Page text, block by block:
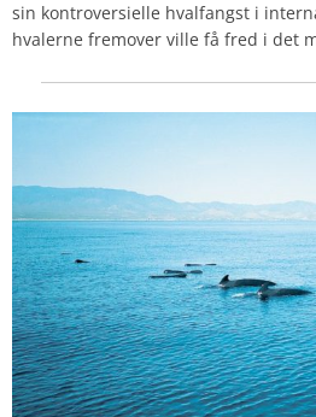
sin kontroversielle hvalfangst i
hvalerne fremover ville få fred i det